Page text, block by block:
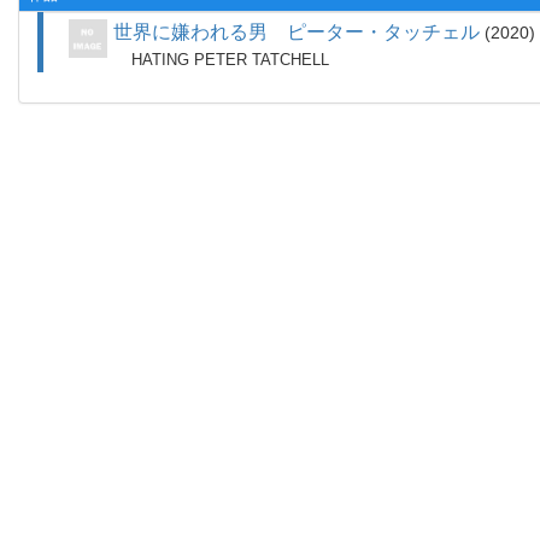
世界に嫌われる男 ピーター・タッチェル 2020
HATING PETER TATCHELL